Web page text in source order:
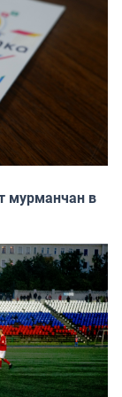
мурманчан в